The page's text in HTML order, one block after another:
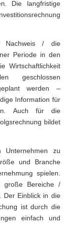
Die langfristige
Nachweis / die
Periode in den
Wirtschaftlichkeit
geschlossen
werden –
Information für
Auch für die
bildet
Unternehmen zu
und Branche
spielen.
große Bereiche /
Der Einblick in die
ist durch die
einfach und